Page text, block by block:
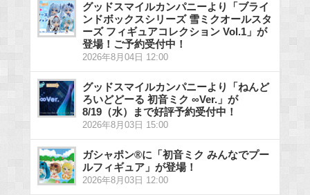
グッドスマイルカンパニーより「ブライ
ンドボックスシリーズ 雪ミクオールスタ
ーズ フィギュアコレクション Vol.1」が
登場！ご予約受付中！
2026年8月04日 12:00
グッドスマイルカンパニーより「ねんど
ろいどどーる 初音ミク ∞Ver.」が
8/19（水）まで好評予約受付中！
2026年8月03日 15:00
ガシャポン®に「初音ミク みんなでプー
ルフィギュア」が登場！
2026年8月03日 12:00